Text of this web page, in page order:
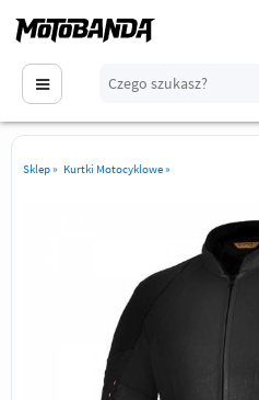
Sklep» Kurtki Motocyklowe»